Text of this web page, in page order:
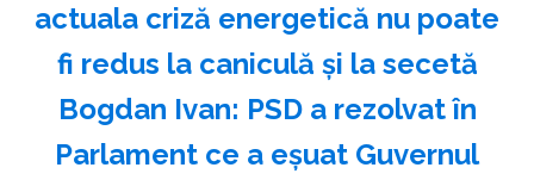
actuala criză energetică nu poate
fi redus la caniculă şi la secetă
Bogdan Ivan: PSD a rezolvat în
Parlament ce a eşuat Guvernul